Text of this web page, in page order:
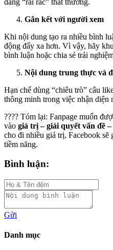
Gắn kết với người xem
Khi nội dung tạo ra nhiều bình
động đẩy xa hơn. Vì vậy, hãy
bình luận hoặc chia sẻ trải
Nội dung trung thực và
Hạn chế dùng “chiêu trò” câu
thông minh trong việc nhận diện
???? Tóm lại: Fanpage muốn
vào giá trị – giải quyết vấn đề
cho đi nhiều giá trị, Facebook
tiềm năng.
Bình luận:
Gửi
Danh mục